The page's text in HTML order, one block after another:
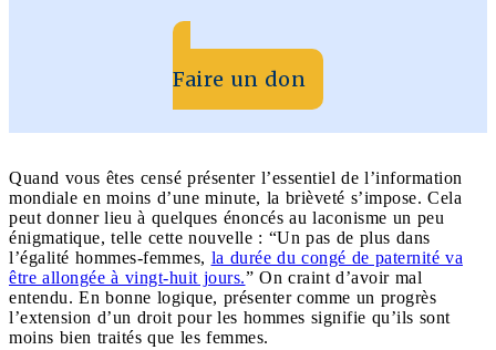
Faire un don
Quand vous êtes censé présenter l’essentiel de l’information
mondiale en moins d’une minute, la brièveté s’impose. Cela
peut donner lieu à quelques énoncés au laconisme un peu
énigmatique, telle cette nouvelle : “Un pas de plus dans
l’égalité hommes-femmes, la durée du congé de paternité va
être allongée à vingt-huit jours.” On craint d’avoir mal
entendu. En bonne logique, présenter comme un progrès
l’extension d’un droit pour les hommes signifie qu’ils sont
moins bien traités que les femmes.